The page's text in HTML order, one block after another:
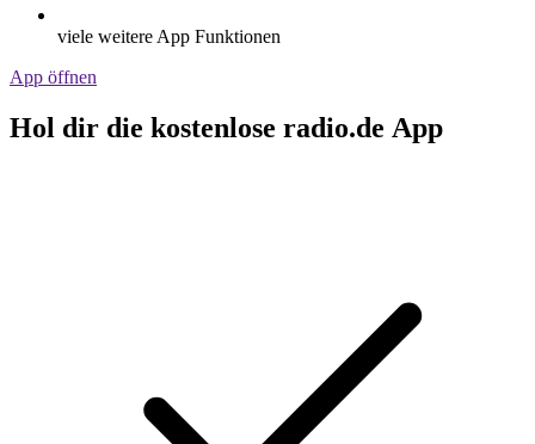
viele weitere App Funktionen
App öffnen
Hol dir die kostenlose radio.de App